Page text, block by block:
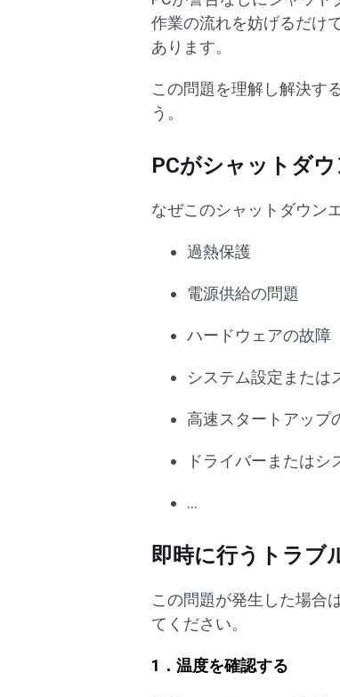
作業の流れを妨げるだけ
あります。
この問題を理解し解決す
う。
PCがシャットダ
なぜこのシャットダウン
過熱保護
電源供給の問題
ハードウェアの故障
システム設定または
高速スタートアップ
ドライバーまたはシ
…
即時に行うトラブ
この問題が発生した場合
てください。
1．温度を確認する